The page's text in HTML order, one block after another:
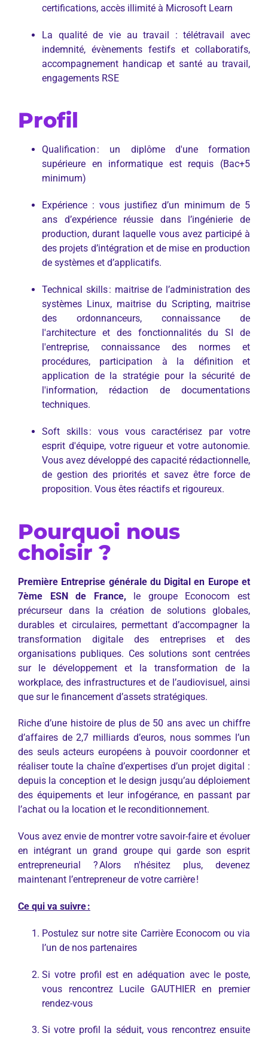
certifications, accès illimité à Microsoft Learn
La qualité de vie au travail : télétravail avec
indemnité, évènements festifs et collaboratifs,
accompagnement handicap et santé au travail,
engagements RSE
Profil
Qualification : un diplôme d'une formation
supérieure en informatique est requis (Bac+5
minimum)
Expérience : vous justifiez d’un minimum de 5
ans d’expérience réussie dans l’ingénierie de
production, durant laquelle vous avez participé à
des projets d’intégration et de mise en production
de systèmes et d’applicatifs.
Technical skills : maitrise de l’administration des
systèmes Linux, maitrise du Scripting, maitrise
des ordonnanceurs, connaissance de
l'architecture et des fonctionnalités du SI de
l'entreprise, connaissance des normes et
procédures, participation à la définition et
application de la stratégie pour la sécurité de
l'information, rédaction de documentations
techniques.
Soft skills : vous vous caractérisez par votre
esprit d'équipe, votre rigueur et votre autonomie.
Vous avez développé des capacité rédactionnelle,
de gestion des priorités et savez être force de
proposition. Vous êtes réactifs et rigoureux.
Pourquoi nous
choisir ?
Première Entreprise générale du Digital en Europe et
7ème ESN de France, le groupe Econocom est
précurseur dans la création de solutions globales,
durables et circulaires, permettant d’accompagner la
transformation digitale des entreprises et des
organisations publiques. Ces solutions sont centrées
sur le développement et la transformation de la
workplace, des infrastructures et de l’audiovisuel, ainsi
que sur le financement d’assets stratégiques.
Riche d’une histoire de plus de 50 ans avec un chiffre
d’affaires de 2,7 milliards d’euros, nous sommes l’un
des seuls acteurs européens à pouvoir coordonner et
réaliser toute la chaîne d’expertises d’un projet digital :
depuis la conception et le design jusqu’au déploiement
des équipements et leur infogérance, en passant par
l’achat ou la location et le reconditionnement.
Vous avez envie de montrer votre savoir-faire et évoluer
en intégrant un grand groupe qui garde son esprit
entrepreneurial ? Alors n'hésitez plus, devenez
maintenant l’entrepreneur de votre carrière !
Ce qui va suivre :
Postulez sur notre site Carrière Econocom ou via
l’un de nos partenaires
Si votre profil est en adéquation avec le poste,
vous rencontrez Lucile GAUTHIER en premier
rendez-vous
Si votre profil la séduit, vous rencontrez ensuite